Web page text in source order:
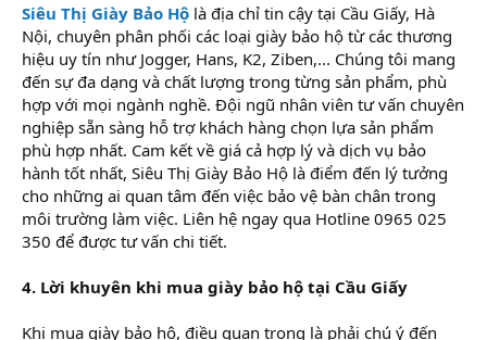
Siêu Thị Giày Bảo Hộ là địa chỉ tin cậy tại Cầu Giấy, Hà
Nội, chuyên phân phối các loại giày bảo hộ từ các thương
hiệu uy tín như Jogger, Hans, K2, Ziben,... Chúng tôi mang
đến sự đa dạng và chất lượng trong từng sản phẩm, phù
hợp với mọi ngành nghề. Đội ngũ nhân viên tư vấn chuyên
nghiệp sẵn sàng hỗ trợ khách hàng chọn lựa sản phẩm
phù hợp nhất. Cam kết về giá cả hợp lý và dịch vụ bảo
hành tốt nhất, Siêu Thị Giày Bảo Hộ là điểm đến lý tưởng
cho những ai quan tâm đến việc bảo vệ bàn chân trong
môi trường làm việc. Liên hệ ngay qua Hotline 0965 025
350 để được tư vấn chi tiết.
4. Lời khuyên khi mua giày bảo hộ tại Cầu Giấy
Khi mua giày bảo hộ, điều quan trọng là phải chú ý đến